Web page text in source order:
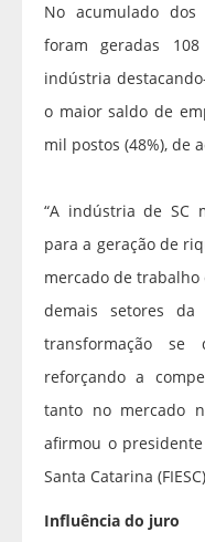
No acumulado
foram geradas
indústria
o maior saldo de
mil postos (48%), de
“A indústria de SC
para a geração de
mercado de trabalho
demais setores da
transformação se
reforçando a
tanto no mercado
afirmou o
Santa Catarina
Influência do juro